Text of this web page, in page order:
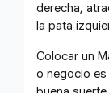
derecha,
la pata
Colocar un
o negocio es